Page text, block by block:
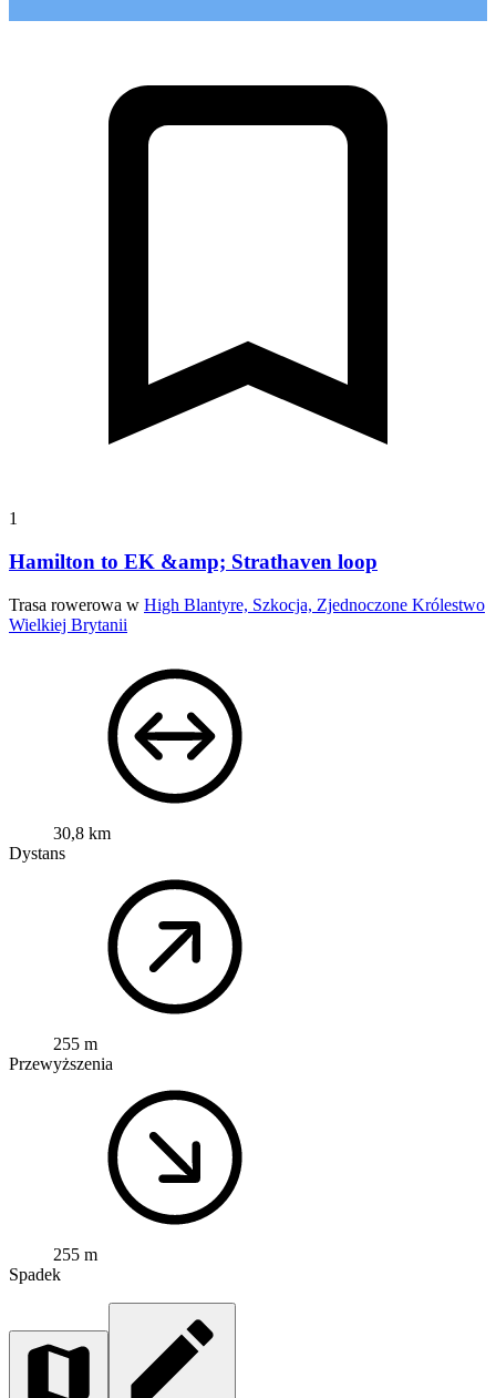
1
Hamilton to EK &amp; Strathaven loop
Trasa rowerowa w High Blantyre, Szkocja, Zjednoczone Królestwo
Wielkiej Brytanii
30,8 km
Dystans
255 m
Przewyższenia
255 m
Spadek